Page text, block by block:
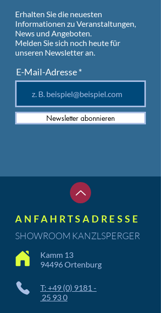
Erhalten Sie die neuesten
Informationen zu Veranstaltungen,
News und Angeboten.
Melden Sie sich noch heute für
unseren Newsletter an.
E-Mail-Adresse
Newsletter abonnieren
ANFAHRTSADRESSE
SHOWROOM KANZLSPERGER
Kamm 13
94496 Ortenburg
T: +49 (0) 9181 -
25 93 0